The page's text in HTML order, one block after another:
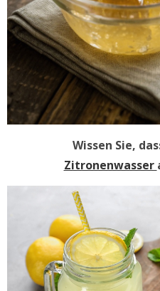
Wissen Sie,
Zitronenwasser